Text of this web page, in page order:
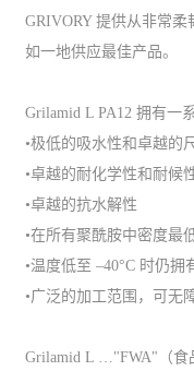
GRIVORY 提供从非常
如一地供应最佳产品。
Grilamid L PA12 拥有一
•极低的吸水性和卓越的
•卓越的耐化学性和耐候
•卓越的抗水解性
•在所有聚酰胺中密度最
•温度低至 –40°C 时仍
•广泛的加工范围，可无
Grilamid L …"FWA"（食